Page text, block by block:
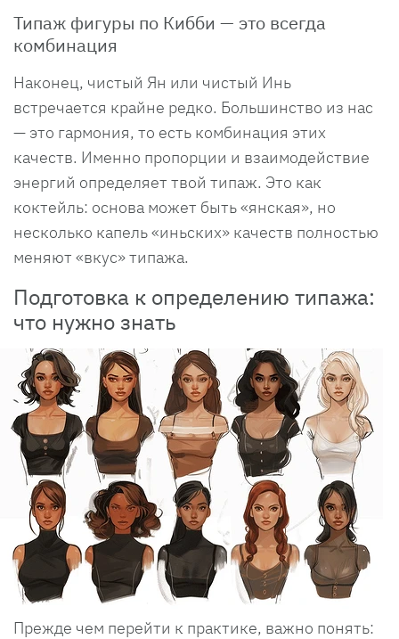
Типаж фигуры по Кибби — это всегда
комбинация
Наконец, чистый Ян или чистый Инь
встречается крайне редко. Большинство из нас
— это гармония, то есть комбинация этих
качеств. Именно пропорции и взаимодействие
энергий определяет твой типаж. Это как
коктейль: основа может быть «янская», но
несколько капель «иньских» качеств полностью
меняют «вкус» типажа.
Подготовка к определению типажа:
что нужно знать
Прежде чем перейти к практике, важно понять: